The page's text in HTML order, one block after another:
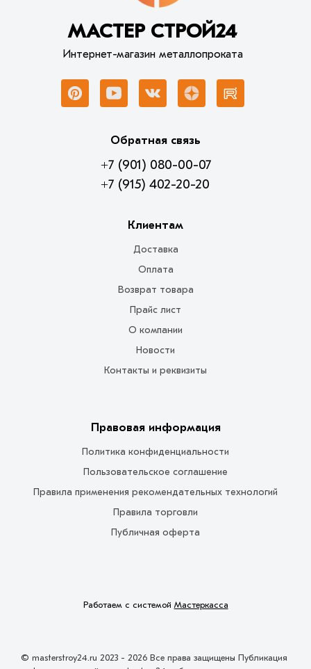
МАСТЕР СТРОЙ24
Интернет-магазин металлопроката
Обратная связь
+7 (901) 080-00-07
+7 (915) 402-20-20
Клиентам
Доставка
Оплата
Возврат товара
Прайс лист
О компании
Новости
Контакты и реквизиты
Правовая информация
Политика конфиденциальности
Пользовательское соглашение
Правила применения рекомендательных технологий
Правила торговли
Публичная оферта
Работаем с системой Мастеркасса
© masterstroy24.ru 2023 - 2026 Все права защищены Публикация